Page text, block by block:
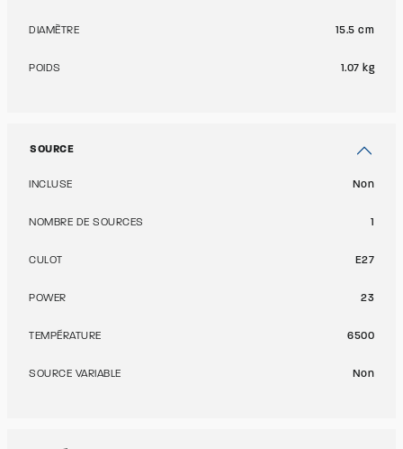
DIAMÈTRE 15.5 cm
POIDS 1.07 kg
SOURCE
INCLUSE Non
NOMBRE DE SOURCES 1
CULOT E27
POWER 23
TEMPÉRATURE 6500
SOURCE VARIABLE Non